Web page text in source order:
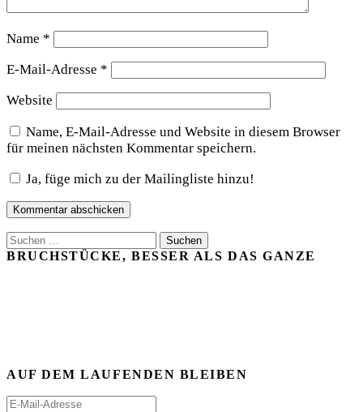
Name *
E-Mail-Adresse *
Website
Name, E-Mail-Adresse und Website in diesem Browser
für meinen nächsten Kommentar speichern.
Ja, füge mich zu der Mailingliste hinzu!
Suchen
nach:
BRUCHSTÜCKE, BESSER ALS DAS GANZE
AUF DEM LAUFENDEN BLEIBEN
E-